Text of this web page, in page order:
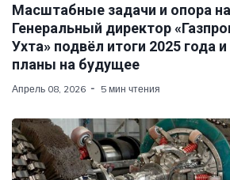
Масштабные задачи и опора на
Генеральный директор
Ухта» подвёл итоги 2025 года
планы на будущее
Апрель 08, 2026 5 мин чтения